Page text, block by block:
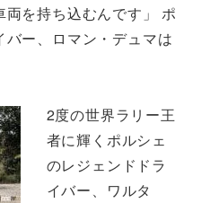
を持ち込むんです」 ポ
ー、ロマン・デュマは
2度の世界ラリー王
者に輝くポルシェ
のレジェンドドラ
イバー、ワルタ